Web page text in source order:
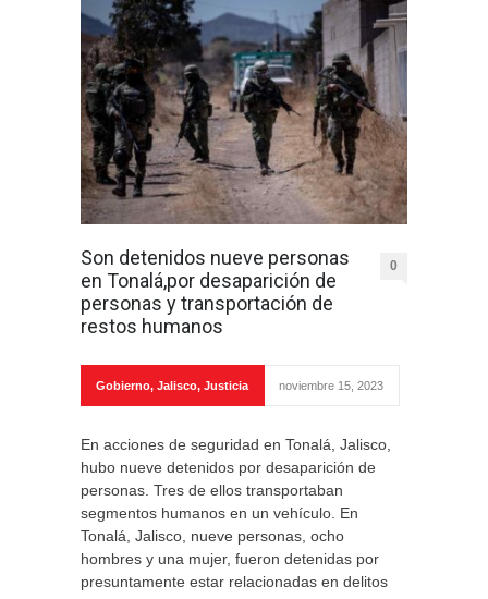
Son detenidos nueve personas
en Tonalá,por desaparición de
personas y transportación de
restos humanos
0
Gobierno, Jalisco, Justicia noviembre 15, 2023
En acciones de seguridad en Tonalá, Jalisco,
hubo nueve detenidos por desaparición de
personas. Tres de ellos transportaban
segmentos humanos en un vehículo. En
Tonalá, Jalisco, nueve personas, ocho
hombres y una mujer, fueron detenidas por
presuntamente estar relacionadas en delitos